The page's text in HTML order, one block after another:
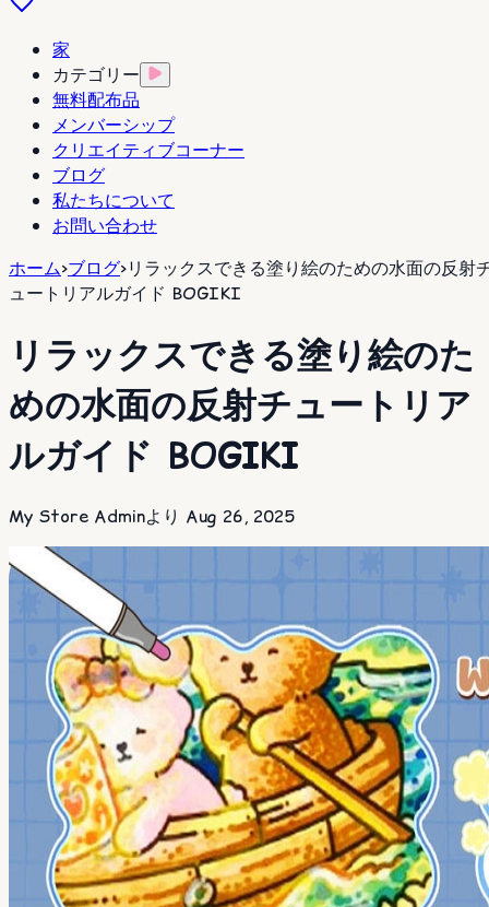
家
カテゴリー
無料配布品
メンバーシップ
クリエイティブコーナー
ブログ
私たちについて
お問い合わせ
ホーム>ブログ>リラックスできる塗り絵のための水面の反射
ュートリアルガイド BOGIKI
リラックスできる塗り絵のた
めの水面の反射チュートリア
ルガイド BOGIKI
My Store Adminより Aug 26, 2025